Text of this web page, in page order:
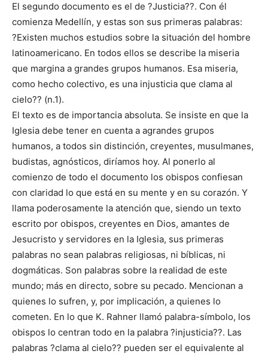
El segundo documento es el de ?Justicia??. Con él
comienza Medellín, y estas son sus primeras palabras:
?Existen muchos estudios sobre la situación del hombre
latinoamericano. En todos ellos se describe la miseria
que margina a grandes grupos humanos. Esa miseria,
como hecho colectivo, es una injusticia que clama al
cielo?? (n.1).
El texto es de importancia absoluta. Se insiste en que la
Iglesia debe tener en cuenta a agrandes grupos
humanos, a todos sin distinción, creyentes, musulmanes,
budistas, agnósticos, diríamos hoy. Al ponerlo al
comienzo de todo el documento los obispos confiesan
con claridad lo que está en su mente y en su corazón. Y
llama poderosamente la atención que, siendo un texto
escrito por obispos, creyentes en Dios, amantes de
Jesucristo y servidores en la Iglesia, sus primeras
palabras no sean palabras religiosas, ni bíblicas, ni
dogmáticas. Son palabras sobre la realidad de este
mundo; más en directo, sobre su pecado. Mencionan a
quienes lo sufren, y, por implicación, a quienes lo
cometen. En lo que K. Rahner llamó palabra-símbolo, los
obispos lo centran todo en la palabra ?injusticia??. Las
palabras ?clama al cielo?? pueden ser el equivalente al